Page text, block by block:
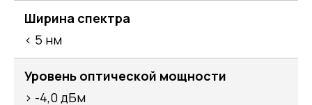
Ширина спектра
< 5 нм
Уровень оптической мощности
> -4,0 дБм